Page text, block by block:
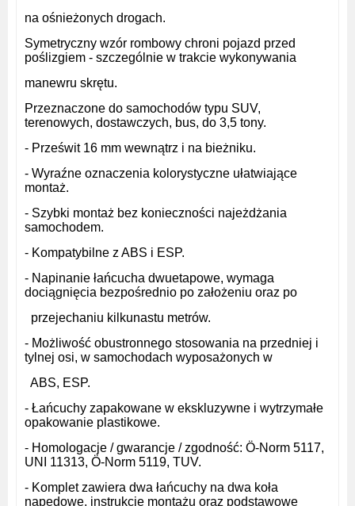
na ośnieżonych drogach.
Symetryczny wzór rombowy chroni pojazd przed
poślizgiem - szczególnie w trakcie wykonywania
manewru skrętu.
Przeznaczone do samochodów typu SUV,
terenowych, dostawczych, bus, do 3,5 tony.
- Prześwit 16 mm wewnątrz i na bieżniku.
- Wyraźne oznaczenia kolorystyczne ułatwiające
montaż.
- Szybki montaż bez konieczności najeżdżania
samochodem.
- Kompatybilne z ABS i ESP.
- Napinanie łańcucha dwuetapowe, wymaga
dociągnięcia bezpośrednio po założeniu oraz po
przejechaniu kilkunastu metrów.
- Możliwość obustronnego stosowania na przedniej i
tylnej osi, w samochodach wyposażonych w
ABS, ESP.
- Łańcuchy zapakowane w ekskluzywne i wytrzymałe
opakowanie plastikowe.
- Homologacje / gwarancje / zgodność: Ö-Norm 5117,
UNI 11313, Ö-Norm 5119, TUV.
- Komplet zawiera dwa łańcuchy na dwa koła
napędowe, instrukcję montażu oraz podstawowe